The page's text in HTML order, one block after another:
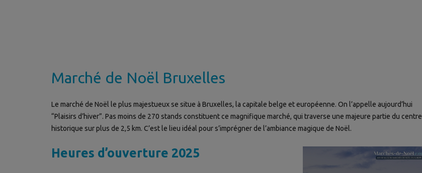
Marché de Noël Bruxelles
Le marché de Noël le plus majestueux se situe à Bruxelles, la capitale belge et européenne. On l’appelle aujourd’hui
“Plaisirs d’hiver”. Pas moins de 270 stands constituent ce magnifique marché, qui traverse une majeure partie du centre
historique sur plus de 2,5 km. C’est le lieu idéal pour s’imprégner de l’ambiance magique de Noël.
Heures d’ouverture 2025